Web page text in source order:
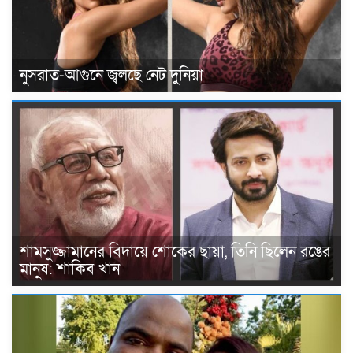
নুসরাত-আগুনে জ্বলছে নেট দুনিয়া
শামসুজ্জামানের বিদায়ে শোকের ছায়া, তিনি ছিলেন রঙের
মানুষ: শাকিব খান